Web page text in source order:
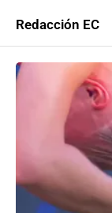
Redacción EC